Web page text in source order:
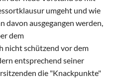
umgeht und wie
davon ausgegangen werden,
dem
nicht schützend vor dem
entsprechend seiner
die "Knackpunkte"